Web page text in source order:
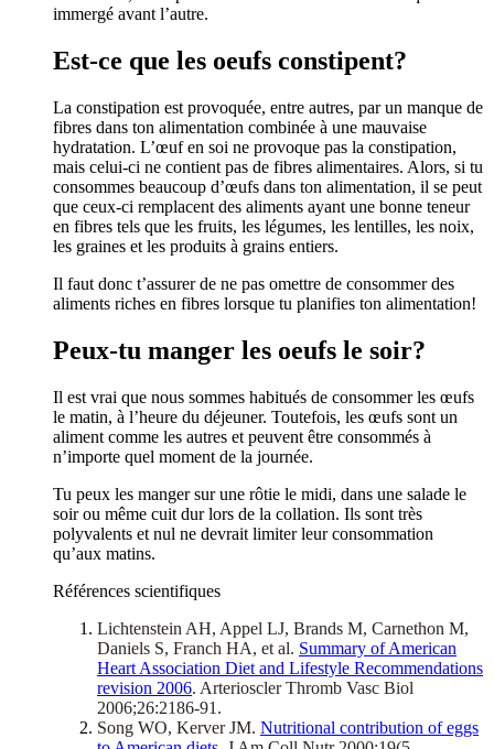
immergé avant l’autre.
Est-ce que les oeufs constipent?
La constipation est provoquée, entre autres, par un manque de
fibres dans ton alimentation combinée à une mauvaise
hydratation. L’œuf en soi ne provoque pas la constipation,
mais celui-ci ne contient pas de fibres alimentaires. Alors, si tu
consommes beaucoup d’œufs dans ton alimentation, il se peut
que ceux-ci remplacent des aliments ayant une bonne teneur
en fibres tels que les fruits, les légumes, les lentilles, les noix,
les graines et les produits à grains entiers.
Il faut donc t’assurer de ne pas omettre de consommer des
aliments riches en fibres lorsque tu planifies ton alimentation!
Peux-tu manger les oeufs le soir?
Il est vrai que nous sommes habitués de consommer les œufs
le matin, à l’heure du déjeuner. Toutefois, les œufs sont un
aliment comme les autres et peuvent être consommés à
n’importe quel moment de la journée.
Tu peux les manger sur une rôtie le midi, dans une salade le
soir ou même cuit dur lors de la collation. Ils sont très
polyvalents et nul ne devrait limiter leur consommation
qu’aux matins.
Références scientifiques
Lichtenstein AH, Appel LJ, Brands M, Carnethon M,
Daniels S, Franch HA, et al. Summary of American
Heart Association Diet and Lifestyle Recommendations
revision 2006. Arterioscler Thromb Vasc Biol
2006;26:2186-91.
Song WO, Kerver JM. Nutritional contribution of eggs